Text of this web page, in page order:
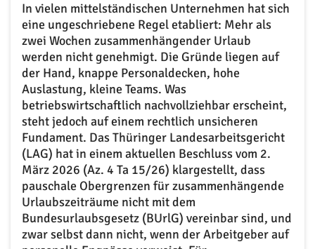
In vielen mittelständischen Unternehmen hat sich
eine ungeschriebene Regel etabliert: Mehr als
zwei Wochen zusammenhängender Urlaub
werden nicht genehmigt. Die Gründe liegen auf
der Hand, knappe Personaldecken, hohe
Auslastung, kleine Teams. Was
betriebswirtschaftlich nachvollziehbar erscheint,
steht jedoch auf einem rechtlich unsicheren
Fundament. Das Thüringer Landesarbeitsgericht
(LAG) hat in einem aktuellen Beschluss vom 2.
März 2026 (Az. 4 Ta 15/26) klargestellt, dass
pauschale Obergrenzen für zusammenhängende
Urlaubszeiträume nicht mit dem
Bundesurlaubsgesetz (BUrlG) vereinbar sind, und
zwar selbst dann nicht, wenn der Arbeitgeber auf